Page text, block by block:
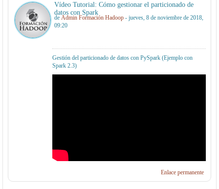
Vídeo Tutorial: Cómo gestionar el particionado de
datos con Spark
de Admin Formación Hadoop - jueves, 8 de noviembre de 2018,
09:20
Gestión del particionado de datos con PySpark (Ejemplo con
Spark 2.3)
Enlace permanente